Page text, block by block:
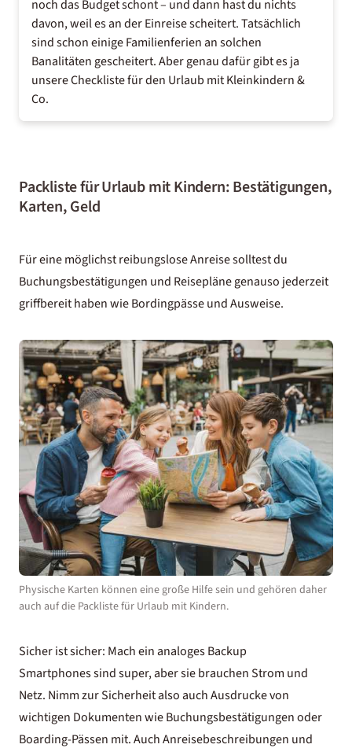
noch das Budget schont – und dann hast du nichts
davon, weil es an der Einreise scheitert. Tatsächlich
sind schon einige Familienferien an solchen
Banalitäten gescheitert. Aber genau dafür gibt es ja
unsere Checkliste für den Urlaub mit Kleinkindern &
Co.
Packliste für Urlaub mit Kindern: Bestätigungen,
Karten, Geld
Für eine möglichst reibungslose Anreise solltest du
Buchungsbestätigungen und Reisepläne genauso jederzeit
griffbereit haben wie Bordingpässe und Ausweise.
Physische Karten können eine große Hilfe sein und gehören daher
auch auf die Packliste für Urlaub mit Kindern.
Sicher ist sicher: Mach ein analoges Backup
Smartphones sind super, aber sie brauchen Strom und
Netz. Nimm zur Sicherheit also auch Ausdrucke von
wichtigen Dokumenten wie Buchungsbestätigungen oder
Boarding-Pässen mit. Auch Anreisebeschreibungen und